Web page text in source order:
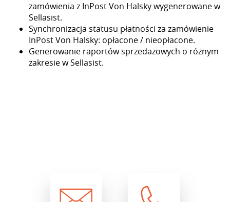
zamówienia z InPost Von Halsky wygenerowane w
Sellasist.
Synchronizacja statusu płatności za zamówienie
InPost Von Halsky: opłacone / nieopłacone.
Generowanie raportów sprzedażowych o różnym
zakresie w Sellasist.